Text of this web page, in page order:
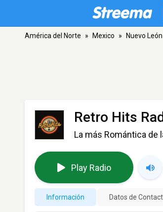
América del Norte » Mexico » Nuevo León
Retro Hits
La más Romántica de
Play Radio
Información Datos de